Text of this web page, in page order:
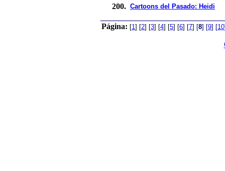
200. Cartoons del Pasado: Heidi
Página: [1] [2] [3] [4] [5] [6] [7] [8] [9] [10